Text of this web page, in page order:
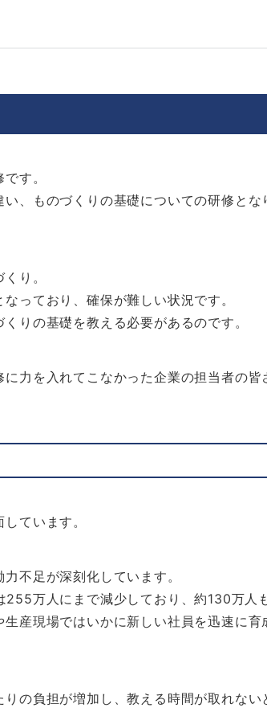
す。
、ものづくりの基礎についての研修とな
り。
っており、確保が難しい状況です。
りの基礎を教える必要があるのです。
力を入れてこなかった企業の担当者の皆
ています。
不足が深刻化しています。
万人にまで減少しており、約130万人
産現場ではいかに新しい社員を迅速に育
の負担が増加し、教える時間が取れない